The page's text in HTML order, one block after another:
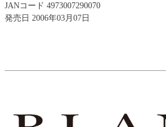
JANコード 4973007290070
発売日 2006年03月07日